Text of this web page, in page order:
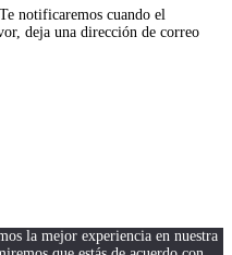
Te notificaremos cuando el
deja una dirección de correo
la mejor experiencia en nuestra